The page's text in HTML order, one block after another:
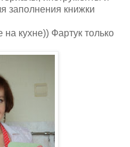
заполнения книжки
кухне)) Фартук только